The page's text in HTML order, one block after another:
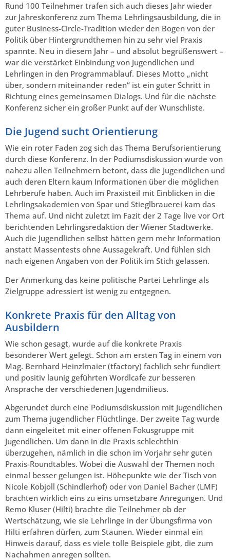
Rund 100 Teilnehmer trafen sich auch dieses Jahr wieder
zur Jahreskonferenz zum Thema Lehrlingsausbildung, die in
guter Business-Circle-Tradition wieder den Bogen von der
Politik über Hintergrundthemen hin zu sehr viel Praxis
spannte. Neu in diesem Jahr – und absolut begrüßenswert –
war die verstärket Einbindung von Jugendlichen und
Lehrlingen in den Programmablauf. Dieses Motto „nicht
über, sondern miteinander reden“ ist ein guter Schritt in
Richtung eines gemeinsamen Dialogs. Und für die nächste
Konferenz sicher ein großer Punkt auf der Wunschliste.
Die Jugend sucht Orientierung
Wie ein roter Faden zog sich das Thema Berufsorientierung
durch diese Konferenz. In der Podiumsdiskussion wurde von
nahezu allen Teilnehmern betont, dass die Jugendlichen und
auch deren Eltern kaum Informationen über die möglichen
Lehrberufe haben. Auch im Praxisteil mit Einblicken in die
Lehrlingsakademien von Spar und Stieglbrauerei kam das
Thema auf. Und nicht zuletzt im Fazit der 2 Tage live vor Ort
berichtenden Lehrlingsredaktion der Wiener Stadtwerke.
Auch die Jugendlichen selbst hätten gern mehr Information
anstatt Massentests ohne Aussagekraft. Und fühlen sich
nach eigenen Angaben von der Politik im Stich gelassen.
Der Anmerkung das keine politische Partei Lehrlinge als
Zielgruppe adressiert ist wenig zu entgegnen.
Konkrete Praxis für den Alltag von
Ausbildern
Wie schon gesagt, wurde auf die konkrete Praxis
besonderer Wert gelegt. Schon am ersten Tag in einem von
Mag. Bernhard Heinzlmaier (tfactory) fachlich sehr fundiert
und positiv launig geführten Wordlcafe zur besseren
Ansprache der verschiedenen Jugendmilieus.
Abgerundet durch eine Podiumsdiskussion mit Jugendlichen
zum Thema jugendlicher Flüchtlinge. Der zweite Tag wurde
dann eingeleitet mit einer offenen Fokusgruppe mit
Jugendlichen. Um dann in die Praxis schlechthin
überzugehen, nämlich in die schon im Vorjahr sehr guten
Praxis-Roundtables. Wobei die Auswahl der Themen noch
einmal besser gelungen ist. Höhepunkte wie der Tisch von
Nicole Kobjoll (Schindlerhof) oder von Daniel Bacher (LMF)
brachten wirklich eins zu eins umsetzbare Anregungen. Und
Remo Kluser (Hilti) brachte die Teilnehmer ob der
Wertschätzung, wie sie Lehrlinge in der Übungsfirma von
Hilti erfahren dürfen, zum Staunen. Wieder einmal ein
Hinweis darauf, dass es viele tolle Beispiele gibt, die zum
Nachahmen anregen sollten.